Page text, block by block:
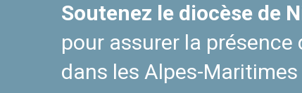
Soutenez le diocèse de
pour assurer la présence
dans les Alpes-Maritimes